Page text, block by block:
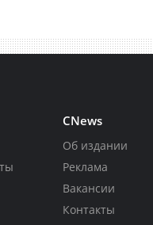
CNews
Об издании
Реклама
Вакансии
Контакты